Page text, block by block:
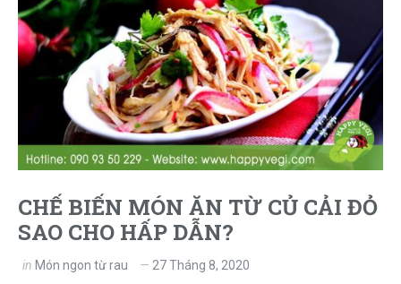
CHẾ BIẾN MÓN ĂN TỪ CỦ CẢI ĐỎ
SAO CHO HẤP DẪN?
in Món ngon từ rau 27 Tháng 8, 2020